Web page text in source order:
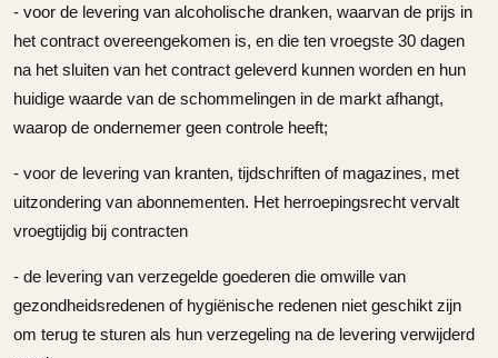
- voor de levering van alcoholische dranken, waarvan de prijs in
het contract overeengekomen is, en die ten vroegste 30 dagen
na het sluiten van het contract geleverd kunnen worden en hun
huidige waarde van de schommelingen in de markt afhangt,
waarop de ondernemer geen controle heeft;
- voor de levering van kranten, tijdschriften of magazines, met
uitzondering van abonnementen. Het herroepingsrecht vervalt
vroegtijdig bij contracten
- de levering van verzegelde goederen die omwille van
gezondheidsredenen of hygiënische redenen niet geschikt zijn
om terug te sturen als hun verzegeling na de levering verwijderd